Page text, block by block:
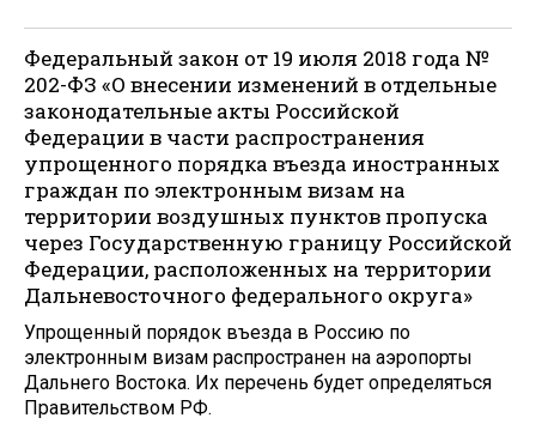
Федеральный закон от 19 июля 2018 года №
202-ФЗ «О внесении изменений в отдельные
законодательные акты Российской
Федерации в части распространения
упрощенного порядка въезда иностранных
граждан по электронным визам на
территории воздушных пунктов пропуска
через Государственную границу Российской
Федерации, расположенных на территории
Дальневосточного федерального округа»
Упрощенный порядок въезда в Россию по
электронным визам распространен на аэропорты
Дальнего Востока. Их перечень будет определяться
Правительством РФ.